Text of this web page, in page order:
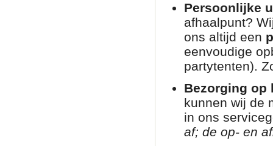
Persoonlijke
afhaalpunt?
ons altijd een
eenvoudige
partytenten).
Bezorging op
kunnen wij de
in ons
af; de op- en